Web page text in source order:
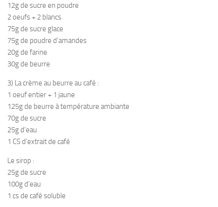
12g de sucre en poudre
2 oeufs + 2 blancs
75g de sucre glace
75g de poudre d’amandes
20g de farine
30g de beurre
3) La crème au beurre au café :
1 oeuf entier + 1 jaune
125g de beurre à température ambiante
70g de sucre
25g d’eau
1 CS d’extrait de café
Le sirop :
25g de sucre
100g d’eau
1 cs de café soluble